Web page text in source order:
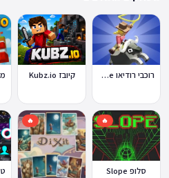
רוכבי רודיאו Rodeo Stampede קיובז Kubz.io
🔥
סלופ Slope
🔥